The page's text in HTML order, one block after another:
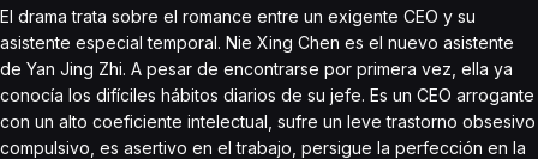
El drama trata sobre el romance entre un exigente CEO y su
asistente especial temporal. Nie Xing Chen es el nuevo asistente
de Yan Jing Zhi. A pesar de encontrarse por primera vez, ella ya
conocía los difíciles hábitos diarios de su jefe. Es un CEO arrogante
con un alto coeficiente intelectual, sufre un leve trastorno obsesivo
compulsivo, es asertivo en el trabajo, persigue la perfección en la